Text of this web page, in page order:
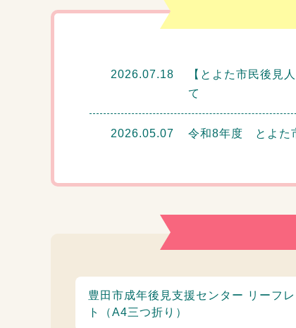
2026.07.18
【とよた市民後見
て
2026.05.07 令和8年度 とよた
豊田市成年後見支援センター リーフレ
ト（A4三つ折り）